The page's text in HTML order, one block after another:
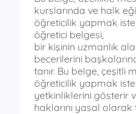
kurslarında ve halk
öğreticilik yapmak
öğretici belgesi,
bir kişinin uzmanlık
becerilerini
tanır. Bu belge, çeşitli
öğreticilik yapmak
yetkinliklerini gösterir
haklarını yasal olarak